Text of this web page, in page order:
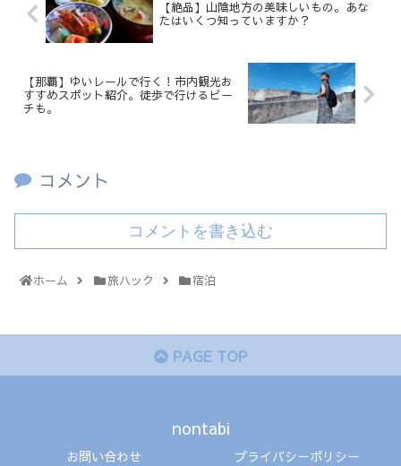
【絶品】山陰地方の美味しいもの。あな
たはいくつ知っていますか？
【那覇】ゆいレールで行く！市内観光お
すすめスポット紹介。徒歩で行けるビー
チも。
コメント
コメントを書き込む
ホーム 旅ハック 宿泊
PAGE TOP
nontabi
お問い合わせ プライバシーポリシー